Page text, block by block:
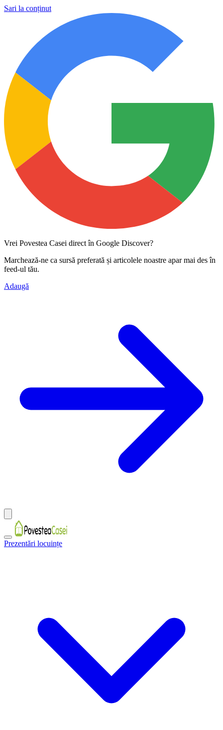
Sari la conținut
Vrei Povestea Casei direct în Google Discover?
Marchează-ne ca sursă preferată și articolele noastre apar mai des în
feed-ul tău.
Adaugă
Prezentări locuințe